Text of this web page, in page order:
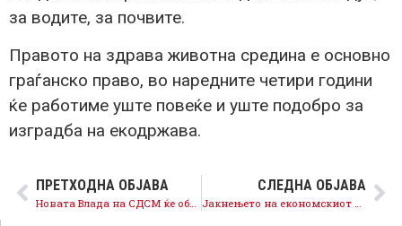
за водите, за почвите.
Правото на здрава животна средина е основно
граѓанско право, во наредните четири години
ќе работиме уште повеќе и уште подобро за
изградба на екодржава.
ПРЕТХОДНА ОБЈАВА СЛЕДНА ОБЈАВА